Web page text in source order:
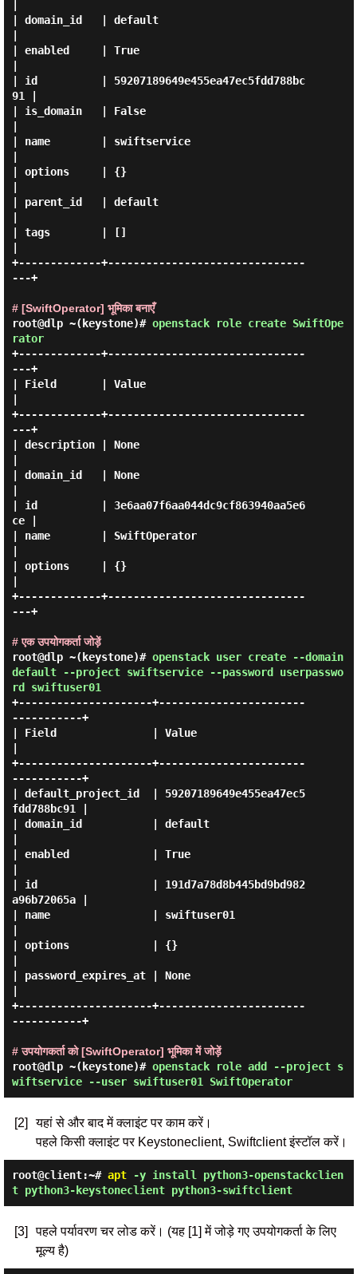
| domain_id   | default
| enabled     | True
| id          | 59207189649e455ea47ec5fdd788bc
91 |
| is_domain   | False
| name        | swiftservice
| options     | {}
| parent_id   | default
| tags        | []
+-------------+-------------------------------
---+
# [SwiftOperator] भूमिका बनाएँ
root@dlp ~(keystone)# openstack role create SwiftOpe
rator
+-------------+-------------------------------
---+
| Field       | Value
+-------------+-------------------------------
---+
| description | None
| domain_id   | None
| id          | 3e6aa07f6aa044dc9cf863940aa5e6
ce |
| name        | SwiftOperator
| options     | {}
+-------------+-------------------------------
---+
# एक उपयोगकर्ता जोड़ें
root@dlp ~(keystone)# openstack user create --domain
default --project swiftservice --password userpasswo
rd swiftuser01
+---------------------+-----------------------
-----------+
| Field               | Value
+---------------------+-----------------------
-----------+
| default_project_id  | 59207189649e455ea47ec5
fdd788bc91 |
| domain_id           | default
| enabled             | True
| id                  | 191d7a78d8b445bd9bd982
a96b72065a |
| name                | swiftuser01
| options             | {}
| password_expires_at | None
+---------------------+-----------------------
-----------+
# उपयोगकर्ता को [SwiftOperator] भूमिका में जोड़ें
root@dlp ~(keystone)# openstack role add --project s
wiftservice --user swiftuser01 SwiftOperator
[2]
यहां से और बाद में क्लाइंट पर काम करें।
पहले किसी क्लाइंट पर Keystoneclient, Swiftclient इंस्टॉल करें।
root@client:~# apt-y install python3-openstackclien
t python3-keystoneclient python3-swiftclient
[3]
पहले पर्यावरण चर लोड करें। (यह [1] में जोड़े गए उपयोगकर्ता के लिए
मूल्य है)